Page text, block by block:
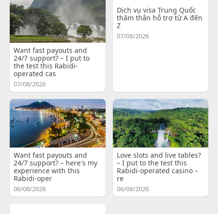
Want fast payouts and
24/7 support? – I put to
the test this Rabidi-
operated cas
07/08/2026
Dịch vụ visa Trung Quốc
thăm thân hỗ trợ từ A đến
Z
07/08/2026
Want fast payouts and
24/7 support? – here's my
experience with this
Rabidi-oper
06/08/2026
Love slots and live tables?
– I put to the test this
Rabidi-operated casino –
re
06/08/2026